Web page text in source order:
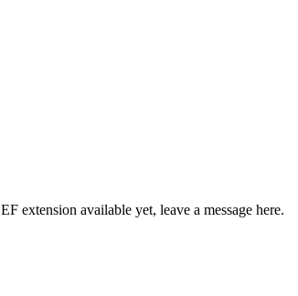
extension available yet, leave a message here.